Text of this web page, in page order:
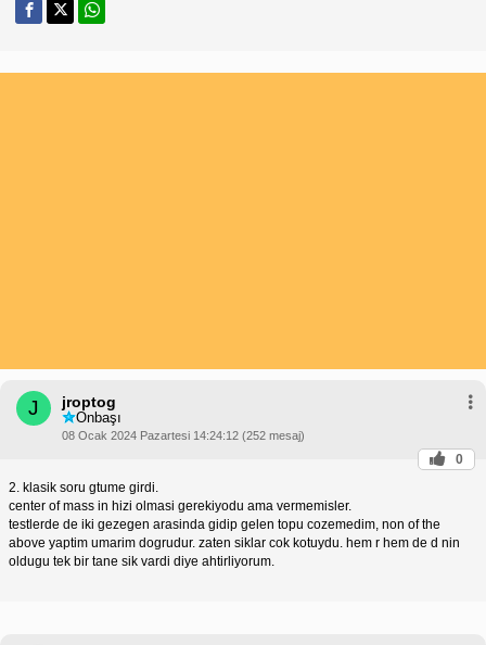
J jroptog
Onbaşı
08 Ocak 2024 Pazartesi 14:24:12 (252 mesaj)
0
2. klasik soru gtume girdi.
center of mass in hizi olmasi gerekiyodu ama vermemisler.
testlerde de iki gezegen arasinda gidip gelen topu cozemedim, non of the
above yaptim umarim dogrudur. zaten siklar cok kotuydu. hem r hem de d nin
oldugu tek bir tane sik vardi diye ahtirliyorum.